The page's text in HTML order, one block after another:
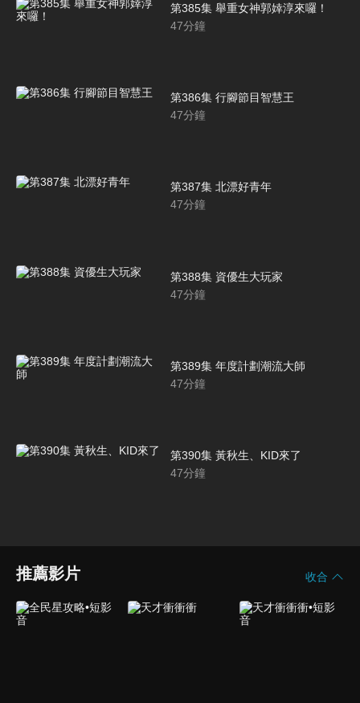
第385集 舉重女神郭婞淳來囉！
47分鐘
第386集 行腳節目智慧王
47分鐘
第387集 北漂好青年
47分鐘
第388集 資優生大玩家
47分鐘
第389集 年度計劃潮流大師
47分鐘
第390集 黃秋生、KID來了
47分鐘
推薦影片 收合